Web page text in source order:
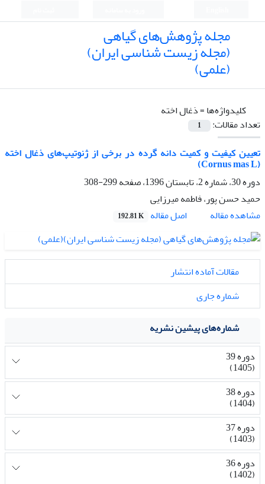
مجله پژوهش‌های گیاهی
(مجله زیست شناسی ایران)
(علمی)
کلیدواژه‌ها =ذغال اخته
تعداد مقالات:
1
تعیین کیفیت و کمیت دانه گرده در برخی از ژنوتیپ‌های ذغال اخته
(Cornus mas L)
دوره 30، شماره 2، تابستان 1396، صفحه
299-308
حمید حسن پور، فاطمه میرزایی
مشاهده مقاله
اصل مقاله 192.81 K
مقالات آماده انتشار
شماره جاری
شماره‌های پیشین نشریه
دوره 39
(1405)
دوره 38
(1404)
دوره 37
(1403)
دوره 36
(1402)